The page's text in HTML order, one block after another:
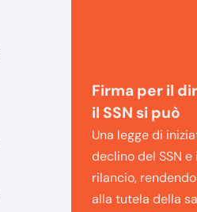
Firma per il
il SSN si può
Una legge di
declino del SSN
rilancio,
alla tutela della